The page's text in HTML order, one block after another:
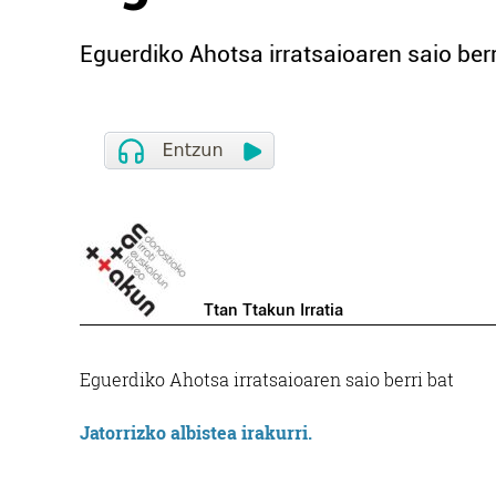
Eguerdiko Ahotsa irratsaioaren saio
Ttan Ttakun Irratia
Eguerdiko Ahotsa irratsaioaren saio berri bat
Jatorrizko albistea irakurri.